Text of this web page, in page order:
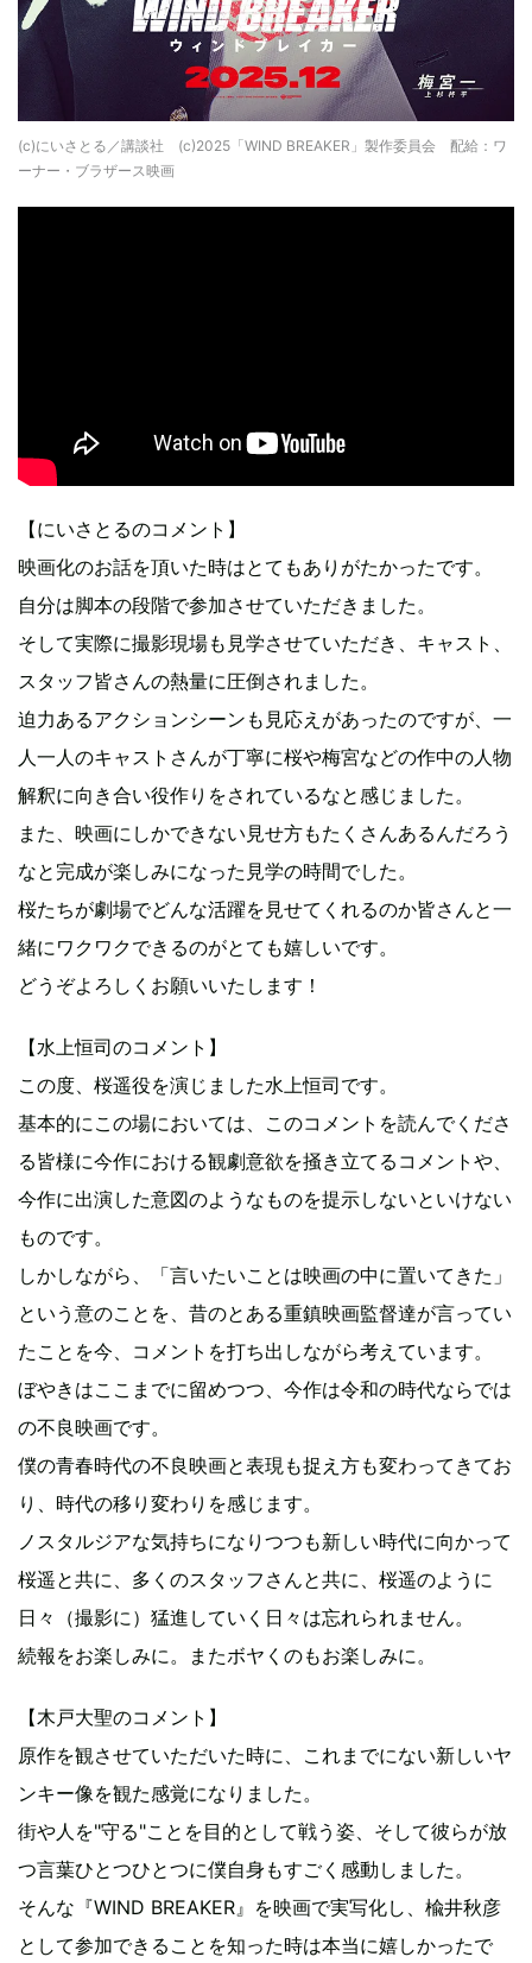
(c)にいさとる／講談社 (c)2025「WIND BREAKER」製作委員会 配給：ワ
ーナー・ブラザース映画
【にいさとるのコメント】
映画化のお話を頂いた時はとてもありがたかったです。
自分は脚本の段階で参加させていただきました。
そして実際に撮影現場も見学させていただき、キャスト、
スタッフ皆さんの熱量に圧倒されました。
迫力あるアクションシーンも見応えがあったのですが、一
人一人のキャストさんが丁寧に桜や梅宮などの作中の人物
解釈に向き合い役作りをされているなと感じました。
また、映画にしかできない見せ方もたくさんあるんだろう
なと完成が楽しみになった見学の時間でした。
桜たちが劇場でどんな活躍を見せてくれるのか皆さんと一
緒にワクワクできるのがとても嬉しいです。
どうぞよろしくお願いいたします！
【水上恒司のコメント】
この度、桜遥役を演じました水上恒司です。
基本的にこの場においては、このコメントを読んでくださ
る皆様に今作における観劇意欲を掻き立てるコメントや、
今作に出演した意図のようなものを提示しないといけない
ものです。
しかしながら、「言いたいことは映画の中に置いてきた」
という意のことを、昔のとある重鎮映画監督達が言ってい
たことを今、コメントを打ち出しながら考えています。
ぼやきはここまでに留めつつ、今作は令和の時代ならでは
の不良映画です。
僕の青春時代の不良映画と表現も捉え方も変わってきてお
り、時代の移り変わりを感じます。
ノスタルジアな気持ちになりつつも新しい時代に向かって
桜遥と共に、多くのスタッフさんと共に、桜遥のように
日々（撮影に）猛進していく日々は忘れられません。
続報をお楽しみに。またボヤくのもお楽しみに。
【木戸大聖のコメント】
原作を観させていただいた時に、これまでにない新しいヤ
ンキー像を観た感覚になりました。
街や人を"守る"ことを目的として戦う姿、そして彼らが放
つ言葉ひとつひとつに僕自身もすごく感動しました。
そんな『WIND BREAKER』を映画で実写化し、楡井秋彦
として参加できることを知った時は本当に嬉しかったで